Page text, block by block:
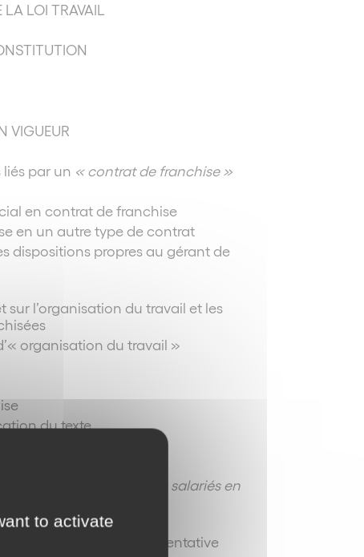
LOI TRAVAIL
VIGUEUR
liés par un « contrat de franchise »
en contrat de franchise
en un autre type de contrat
dispositions propres au gérant de
l’organisation du travail et les
organisation du travail »
du texte
salariés en
syndicale représentative
to activate